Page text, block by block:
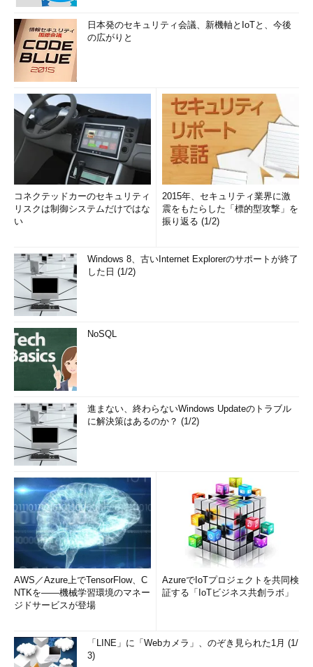
日本発のセキュリティ会議、新機軸とIoTと、今後
の広がりと
コネクテッドカーのセキュリティ
リスクは制御システムだけではな
い
2015年、セキュリティ業界に激
震をもたらした「標的型攻撃」を
振り返る (1/2)
Windows 8、古いInternet Explorerのサポートが終了
した日 (1/2)
NoSQL
進まない、終わらないWindows Updateのトラブル
に解決策はあるのか？ (1/2)
AWS／Azure上でTensorFlow、C
NTKを――機械学習環境のマネー
ジドサービスが登場
AzureでIoTプロジェクトを共同検
証する「IoTビジネス共創ラボ」
「LINE」に「Webカメラ」、のぞき見られた1月 (1/
3)